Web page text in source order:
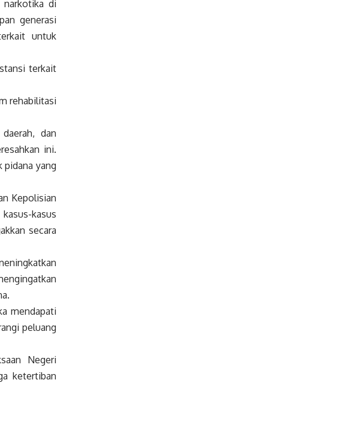
narkotika di
generasi
untuk
terkait
rehabilitasi
dan
ini.
pidana yang
Kepolisian
kasus
secara
mendapati
peluang
Negeri
ketertiban